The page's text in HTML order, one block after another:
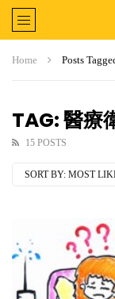
Home Posts
TAG: 醫療
15 POSTS
SORT BY: MOST